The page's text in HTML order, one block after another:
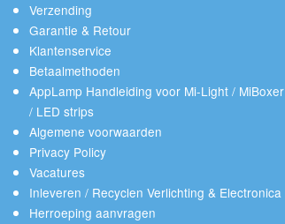
Verzending
Garantie & Retour
Klantenservice
Betaalmethoden
AppLamp Handleiding voor Mi-Light / MiBoxer
/ LED strips
Algemene voorwaarden
Privacy Policy
Vacatures
Inleveren / Recyclen Verlichting & Electronica
Herroeping aanvragen